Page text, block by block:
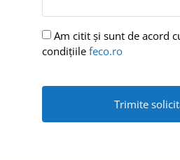
Am citit și sunt de acord
condițiile feco.ro
Trimite